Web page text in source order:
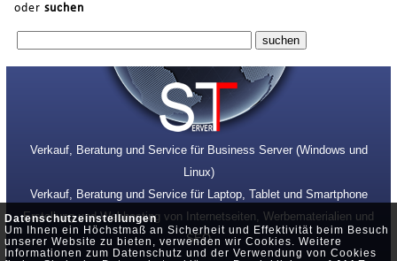
Datenschutzeinstellungen
Um Ihnen ein Höchstmaß an Sicherheit und Effektivität beim Besuch
unserer Website zu bieten, verwenden wir Cookies. Weitere
Informationen zum Datenschutz und der Verwendung von Cookies
oder suchen
Verkauf, Beratung und Service für Business Server (Windows und
Linux)
Verkauf, Beratung und Service für Laptop, Tablet und Smartphone
Erstellung und Webhosting von Internetseiten, Werbematerialien und
SEO